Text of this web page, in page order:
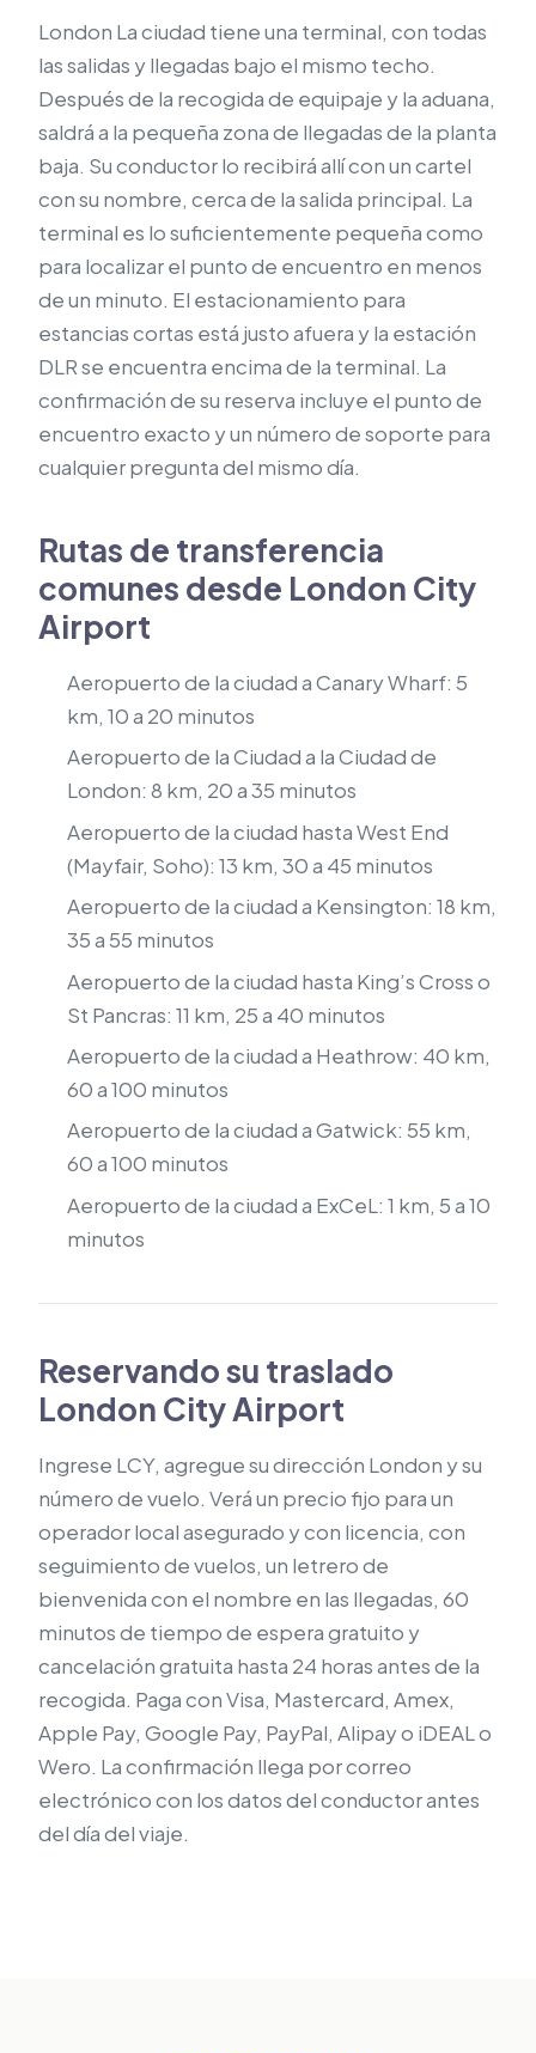
London La ciudad tiene una terminal, con todas
las salidas y llegadas bajo el mismo techo.
Después de la recogida de equipaje y la aduana,
saldrá a la pequeña zona de llegadas de la planta
baja. Su conductor lo recibirá allí con un cartel
con su nombre, cerca de la salida principal. La
terminal es lo suficientemente pequeña como
para localizar el punto de encuentro en menos
de un minuto. El estacionamiento para
estancias cortas está justo afuera y la estación
DLR se encuentra encima de la terminal. La
confirmación de su reserva incluye el punto de
encuentro exacto y un número de soporte para
cualquier pregunta del mismo día.
Rutas de transferencia
comunes desde London City
Airport
Aeropuerto de la ciudad a Canary Wharf: 5
km, 10 a 20 minutos
Aeropuerto de la Ciudad a la Ciudad de
London: 8 km, 20 a 35 minutos
Aeropuerto de la ciudad hasta West End
(Mayfair, Soho): 13 km, 30 a 45 minutos
Aeropuerto de la ciudad a Kensington: 18 km,
35 a 55 minutos
Aeropuerto de la ciudad hasta King’s Cross o
St Pancras: 11 km, 25 a 40 minutos
Aeropuerto de la ciudad a Heathrow: 40 km,
60 a 100 minutos
Aeropuerto de la ciudad a Gatwick: 55 km,
60 a 100 minutos
Aeropuerto de la ciudad a ExCeL: 1 km, 5 a 10
minutos
Reservando su traslado
London City Airport
Ingrese LCY, agregue su dirección London y su
número de vuelo. Verá un precio fijo para un
operador local asegurado y con licencia, con
seguimiento de vuelos, un letrero de
bienvenida con el nombre en las llegadas, 60
minutos de tiempo de espera gratuito y
cancelación gratuita hasta 24 horas antes de la
recogida. Paga con Visa, Mastercard, Amex,
Apple Pay, Google Pay, PayPal, Alipay o iDEAL o
Wero. La confirmación llega por correo
electrónico con los datos del conductor antes
del día del viaje.